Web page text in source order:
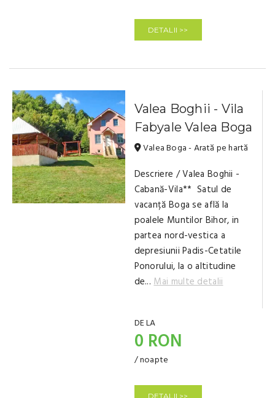
DETALII >>
Valea Boghii - Vila
Fabyale Valea Boga
Valea Boga - Arată pe hartă
Descriere / Valea Boghii -
Cabană-Vila** Satul de
vacanță Boga se află la
poalele Muntilor Bihor, in
partea nord-vestica a
depresiunii Padis-Cetatile
Ponorului, la o altitudine
de...Mai multe detalii
DE LA
0 RON
/ noapte
DETALII >>